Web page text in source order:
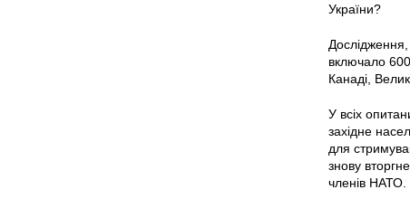
України?
включало 600
Канаді,
У всіх
західне
для
знову
членів НАТО.